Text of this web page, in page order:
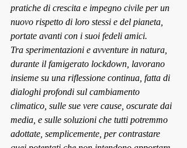
pratiche di crescita e impegno civile per un
nuovo rispetto di loro stessi e del pianeta,
portate avanti con i suoi fedeli amici.
Tra sperimentazioni e avventure in natura,
durante il famigerato lockdown, lavorano
insieme su una riflessione continua, fatta di
dialoghi profondi sul cambiamento
climatico, sulle sue vere cause, oscurate dai
media, e sulle soluzioni che tutti potremmo
adottate, semplicemente, per contrastare